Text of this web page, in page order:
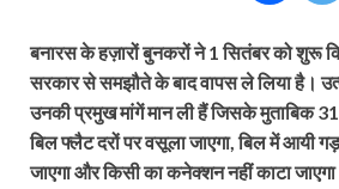
बनारस के हज़ारों बुनकरों ने 1 सितंबर को शुरू
सरकार से समझौते के बाद वापस ले लिया है।
उनकी प्रमुख मांगें मान ली हैं जिसके मुताबिक
बिल फ्लैट दरों पर वसूला जाएगा, बिल में आयी
जाएगा और किसी का कनेक्‍शन नहीं काटा